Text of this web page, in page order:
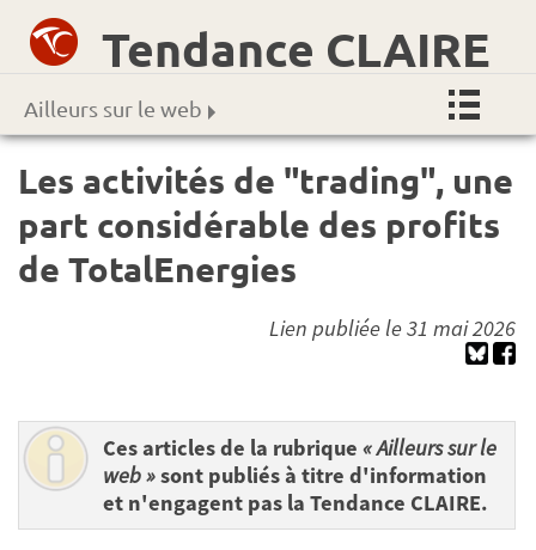
Tendance CLAIRE
Ailleurs sur le web
Les activités de "trading", une
part considérable des profits
de TotalEnergies
Lien publiée le 31 mai 2026
Ces articles de la rubrique « Ailleurs sur le
web »sont publiés à titre d'information
et n'engagent pas la Tendance CLAIRE.